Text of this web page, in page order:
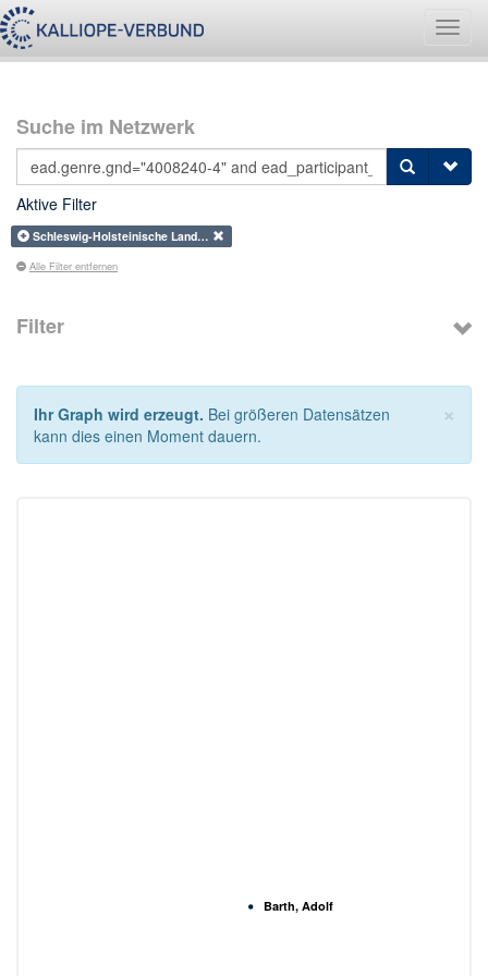
Suche im Netzwerk
Aktive Filter
Schleswig-Holsteinische Land…
Alle Filter entfernen
Filter
×
Ihr Graph wird erzeugt. Bei größeren Datensätzen
kann dies einen Moment dauern.
Barth, Adolf